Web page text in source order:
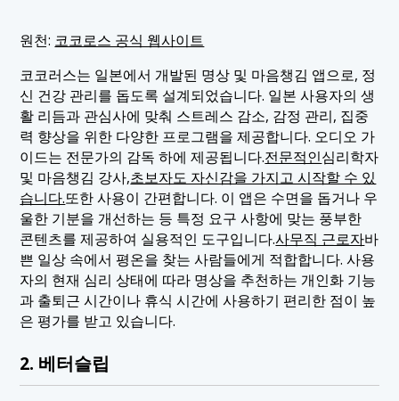
원천: 코코로스 공식 웹사이트
코코러스는 일본에서 개발된 명상 및 마음챙김 앱으로, 정
신 건강 관리를 돕도록 설계되었습니다. 일본 사용자의 생
활 리듬과 관심사에 맞춰 스트레스 감소, 감정 관리, 집중
력 향상을 위한 다양한 프로그램을 제공합니다. 오디오 가
이드는 전문가의 감독 하에 제공됩니다.전문적인심리학자
및 마음챙김 강사,초보자도 자신감을 가지고 시작할 수 있
습니다.또한 사용이 간편합니다. 이 앱은 수면을 돕거나 우
울한 기분을 개선하는 등 특정 요구 사항에 맞는 풍부한
콘텐츠를 제공하여 실용적인 도구입니다.사무직 근로자바
쁜 일상 속에서 평온을 찾는 사람들에게 적합합니다. 사용
자의 현재 심리 상태에 따라 명상을 추천하는 개인화 기능
과 출퇴근 시간이나 휴식 시간에 사용하기 편리한 점이 높
은 평가를 받고 있습니다.
2. 베터슬립